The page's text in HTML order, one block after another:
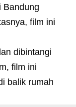
Bandung
film ini
dibintangi
film ini
balik rumah